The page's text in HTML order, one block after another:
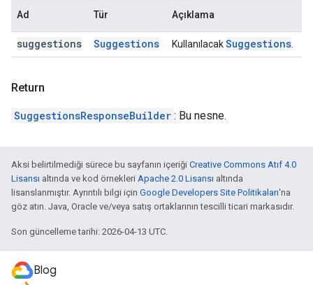
Ad Tür Açıklama
suggestions Suggestions KullanılacakSuggestions
Return
SuggestionsResponseBuilder : Bu nesne.
Aksi belirtilmediği sürece bu sayfanın içeriği Creative Commons Atıf 4.0
Lisansı altında ve kod örnekleri Apache 2.0 Lisansı altında
lisanslanmıştır. Ayrıntılı bilgi için Google Developers Site Politikaları'na
göz atın. Java, Oracle ve/veya satış ortaklarının tescilli ticari markasıdır.
Son güncelleme tarihi: 2026-04-13 UTC.
Blog